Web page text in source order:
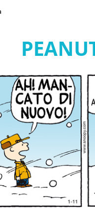
Idee
Boomer!
calcio 2026